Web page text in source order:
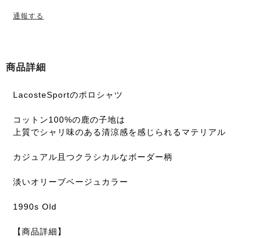
通報する
商品詳細
LacosteSportのポロシャツ
コットン100%の鹿の子地は
上質でシャリ味のある清涼感を感じられるマテリアル
カジュアル且つクラシカルなボーダー柄
淡いオリーブベージュカラー
1990s Old
【商品詳細】